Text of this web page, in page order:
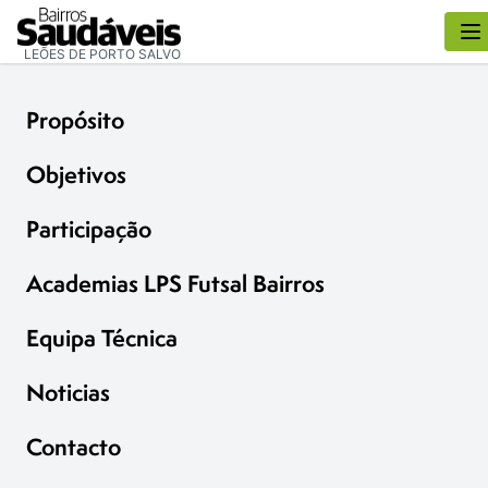
LEÕES DE PORTO SALVO
Propósito
Objetivos
Participação
Academias LPS Futsal Bairros
Equipa Técnica
Noticias
Contacto